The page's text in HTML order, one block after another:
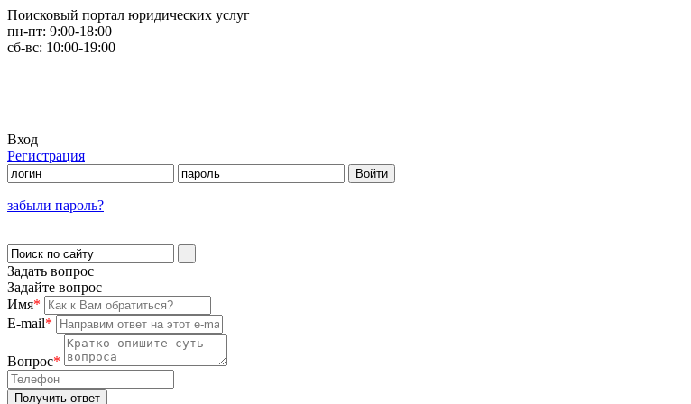
Поисковый портал юридических услуг
пн-пт: 9:00-18:00
сб-вс: 10:00-19:00
Вход
Регистрация
забыли пароль?
Задать вопрос
Задайте вопрос
Имя*
E-mail*
Вопрос*